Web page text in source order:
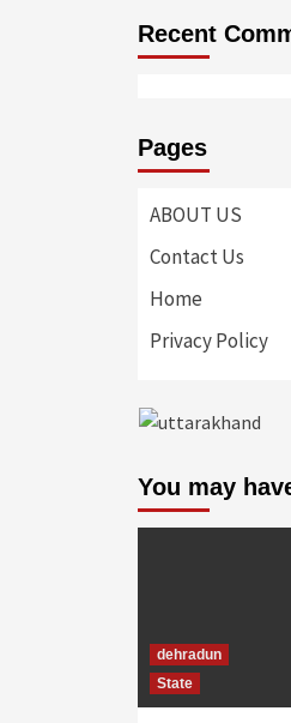
Recent
Pages
ABOUT US
Contact Us
Home
Privacy Policy
You may
dehradun
State